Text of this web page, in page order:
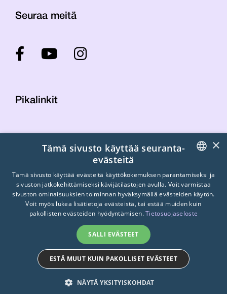
Seuraa meitä
Pikalinkit
Laskutustiedot
Tietosuojaseloste
Turvallisemman tilan periaatteet
© 2026 STTK. Made with ❤ byAvoin.Systems
FINNISH
SWEDISH
×
Tämä sivusto käyttää seuranta-
evästeitä
Tämä sivusto käyttää evästeitä käyttökokemuksen parantamiseksi ja
sivuston jatkokehittämiseksi kävijätilastojen avulla. Voit varmistaa
sivuston ominaisuuksien toiminnan hyväksymällä evästeiden käytön.
Voit myös lukea lisätietoja evästeistä, tai estää muiden kuin
pakollisten evästeiden hyödyntämisen.Tietosuojaseloste
SALLI EVÄSTEET
ESTÄ MUUT KUIN PAKOLLISET EVÄSTEET
NÄYTÄ YKSITYISKOHDAT